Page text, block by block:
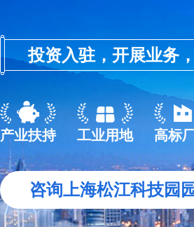
投资入驻，开展业务
产业扶持 工业用地 高标
咨询上海松江科技园